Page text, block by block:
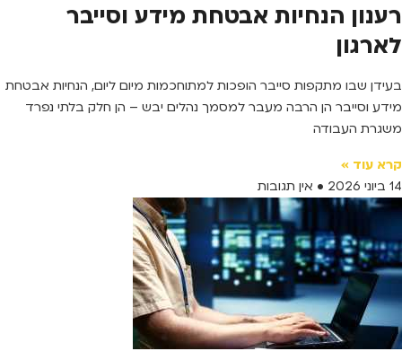
רענון הנחיות אבטחת מידע וסייבר
לארגון
בעידן שבו מתקפות סייבר הופכות למתוחכמות מיום ליום, הנחיות אבטחת
מידע וסייבר הן הרבה מעבר למסמך נהלים יבש – הן חלק בלתי נפרד
משגרת העבודה
קרא עוד »
14 ביוני 2026
אין תגובות